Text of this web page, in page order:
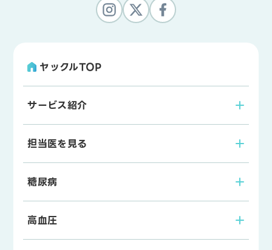
ヤックルTOP
サービス紹介
担当医を見る
糖尿病
高血圧